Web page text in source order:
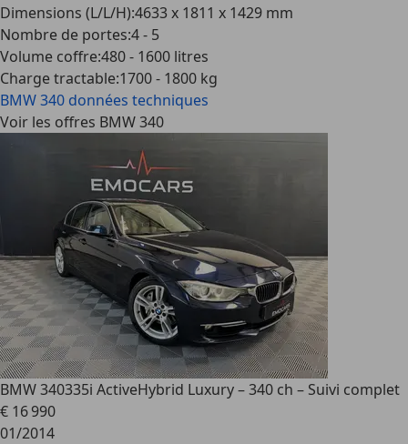
Dimensions (L/L/H):4633 x 1811 x 1429 mm
Nombre de portes:4 - 5
Volume coffre:480 - 1600 litres
Charge tractable:1700 - 1800 kg
BMW 340 données techniques
Voir les offres BMW 340
BMW 340335i ActiveHybrid Luxury – 340 ch – Suivi complet
€ 16 990
01/2014